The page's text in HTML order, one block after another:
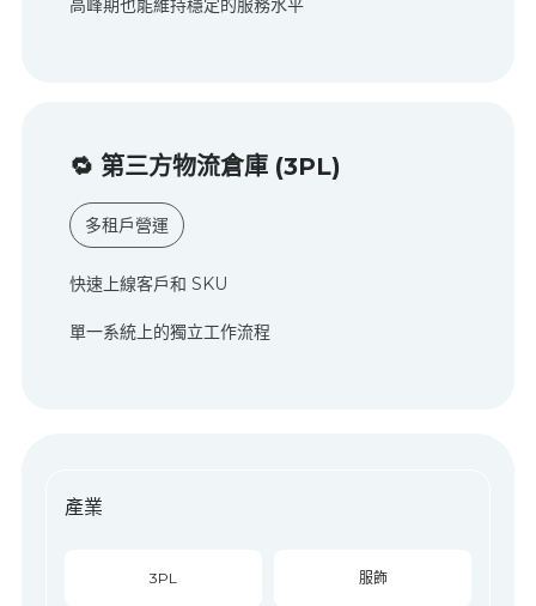
🔁 第三方物流倉庫 (3PL)
多租戶營運
快速上線客戶和 SKU
單一系統上的獨立工作流程
產業
3PL 服飾